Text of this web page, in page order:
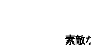
素敵